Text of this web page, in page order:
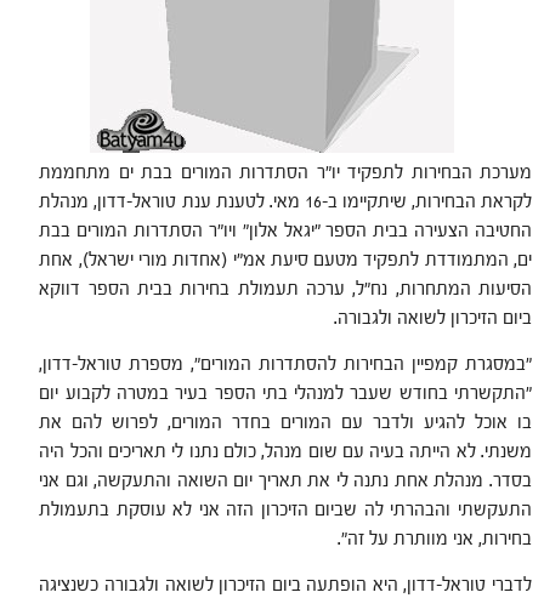
מערכת הבחירות לתפקיד יו"ר הסתדרות המורים בבת ים מתחממת
לקראת הבחירות, שיתקיימו ב-16 מאי. לטענת ענת טוראל-דדון, מנהלת
החטיבה הצעירה בבית הספר "יגאל אלון" ויו"ר הסתדרות המורים בבת
ים, המתמודדת לתפקיד מטעם סיעת אמ"י (אחדות מורי ישראל), אחת
הסיעות המתחרות, נח"ל, ערכה תעמולת בחירות בבית הספר דווקא
ביום הזיכרון לשואה ולגבורה.
"במסגרת קמפיין הבחירות להסתדרות המורים", מספרת טוראל-דדון,
"התקשרתי בחודש שעבר למנהלי בתי הספר בעיר במטרה לקבוע יום
בו אוכל להגיע ולדבר עם המורים בחדר המורים, לפרוש להם את
משנתי. לא הייתה בעיה עם שום מנהל, כולם נתנו לי תאריכים והכל היה
בסדר. מנהלת אחת נתנה לי את תאריך יום השואה והתעקשה, וגם אני
התעקשתי והבהרתי לה שביום הזיכרון הזה אני לא עוסקת בתעמולת
בחירות, אני מוותרת על זה".
לדברי טוראל-דדון, היא הופתעה ביום הזיכרון לשואה ולגבורה כשנציגה